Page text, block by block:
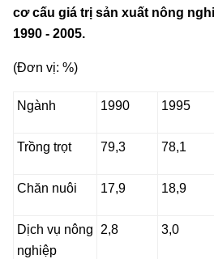
cơ cấu giá trị sản xuất nông
1990 - 2005.
(Đơn vị: %)
Ngành 1990 1995
Trồng trọt 79,3 78,1
Chăn nuôi 17,9 18,9
Dịch vụ nông
nghiệp
2,8 3,0